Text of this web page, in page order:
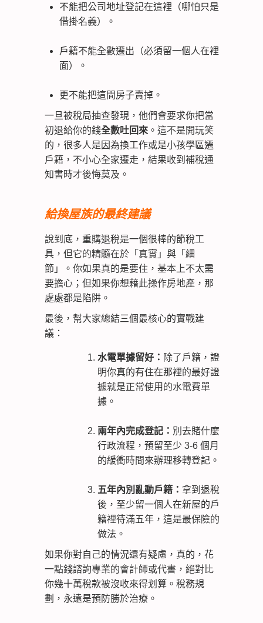
不能把公司地址登記在這裡（哪怕只是
借掛名義）。
戶籍不能全數遷出（必須留一個人在裡
面）。
更不能把這間房子賣掉。
一旦被稅局抽查發現，他們會要求你把當
初退給你的錢全數吐回來 。這不是開玩笑
的，很多人是因為換工作或是小孩學區遷
戶籍，不小心全家遷走，結果收到補稅通
知書時才後悔莫及。
給換屋族的最終建議
說到底，重購退稅是一個很棒的節稅工
具，但它的精髓在於「真實」與「細
節」。你如果真的是要住，基本上不太需
要擔心；但如果你想藉此操作房地產，那
處處都是陷阱。
最後，幫大家總結三個最核心的實戰建
議：
水電單據留好： 除了戶籍，證
明你真的有住在那裡的最好證
據就是正常使用的水電費單
據。
兩年內完成登記： 別去賭什麼
行政流程，預留至少 3-6 個月
的緩衝時間來辦理移轉登記。
五年內別亂動戶籍： 拿到退稅
後，至少留一個人在新屋的戶
籍裡待滿五年，這是最保險的
做法。
如果你對自己的情況還有疑慮，真的，花
一點錢諮詢專業的會計師或代書，絕對比
你幾十萬稅款被沒收來得划算。稅務規
劃，永遠是預防勝於治療。